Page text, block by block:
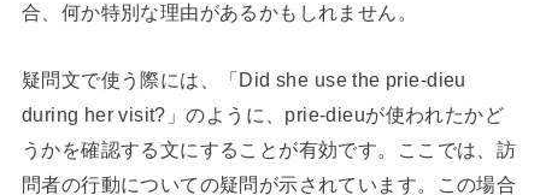
合、何か特別な理由があるかもしれません。
疑問文で使う際には、「Did she use the prie-dieu
during her visit?」のように、prie-dieuが使われたかど
うかを確認する文にすることが有効です。ここでは、訪
問者の行動についての疑問が示されています。この場合